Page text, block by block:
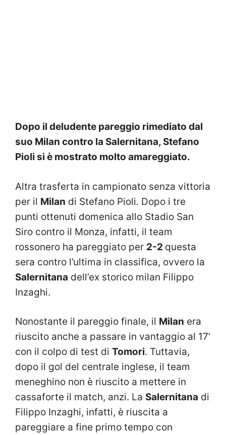
Dopo il deludente pareggio rimediato dal
suo Milan contro la Salernitana, Stefano
Pioli si è mostrato molto amareggiato.
Altra trasferta in campionato senza vittoria
per il Milan di Stefano Pioli. Dopo i tre
punti ottenuti domenica allo Stadio San
Siro contro il Monza, infatti, il team
rossonero ha pareggiato per 2-2 questa
sera contro l’ultima in classifica, ovvero la
Salernitana dell’ex storico milan Filippo
Inzaghi.
Nonostante il pareggio finale, il Milan era
riuscito anche a passare in vantaggio al 17’
con il colpo di test di Tomori. Tuttavia,
dopo il gol del centrale inglese, il team
meneghino non è riuscito a mettere in
cassaforte il match, anzi. La Salernitana di
Filippo Inzaghi, infatti, è riuscita a
pareggiare a fine primo tempo con